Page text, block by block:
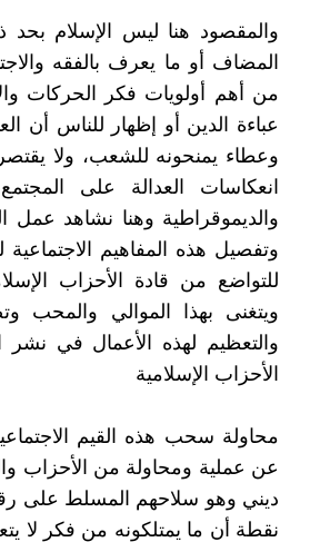
والمقصود هنا ليس الإسلام بحد
المضاف أو ما يعرف بالفقه
من أهم أولويات فكر الحركات
عباءة الدين أو إظهار للناس أن
وعطاء يمنحونه للشعب، ولا
انعكاسات العدالة على
والديموقراطية وهنا نشاهد
وتفصيل هذه المفاهيم
للتواضع من قادة الأحزاب
ويتغنى بهذا الموالي والمحب
والتعظيم لهذه الأعمال في
الأحزاب الإسلامية
محاولة سحب هذه القيم
عن عملية ومحاولة من الأحزاب
ديني وهو سلاحهم المسلط على
نقطة أن ما يمتلكونه من فكر لا